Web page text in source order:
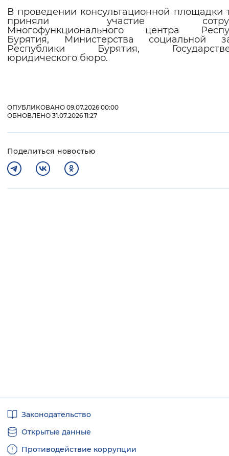
В проведении консультационной площадки
приняли участие
Многофункционального центра
Бурятия, Министерства социальной
Республики Бурятия,
юридического бюро.
ОПУБЛИКОВАНО 09.07.2026 00:00
ОБНОВЛЕНО 31.07.2026 11:27
Поделиться новостью
ссылкиЗаконодательство
Открытые данные
Противодействие коррупции